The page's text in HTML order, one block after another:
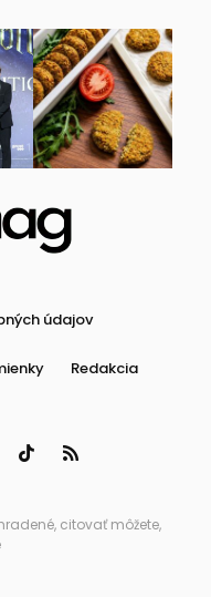
údajov
Redakcia
citovať môžete,